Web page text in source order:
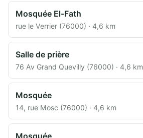
Mosquée El-Fath
rue le Verrier (76000) · 4,6 km
Salle de prière
76 Av Grand Quevilly (76000) · 4,6 km
Mosquée
14, rue Mosc (76000) · 4,6 km